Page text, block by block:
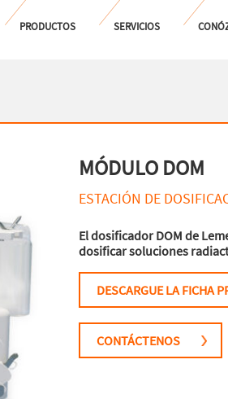
PRODUCTOS SERVICIOS
MÓDULO DOM
ESTACIÓN DE
El dosificador DOM de
dosificar soluciones
DESCARGUE LA FICHA
CONTÁCTENOS